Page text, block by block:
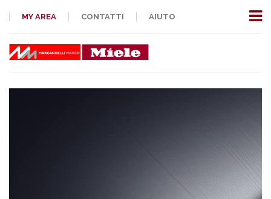
MY AREA CONTATTI AIUTO